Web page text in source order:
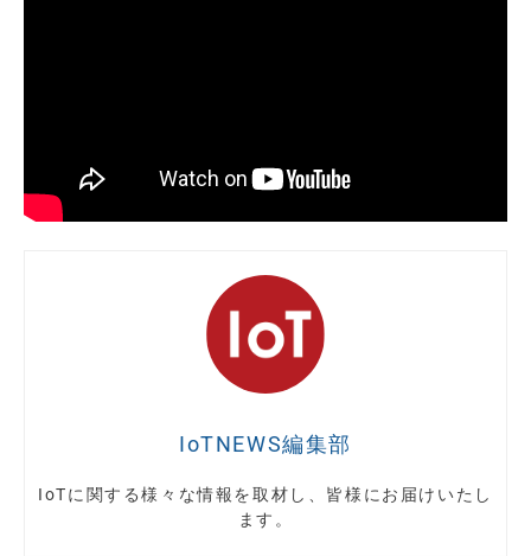
IoTNEWS編集部
IoTに関する様々な情報を取材し、皆様にお届けいたし
ます。